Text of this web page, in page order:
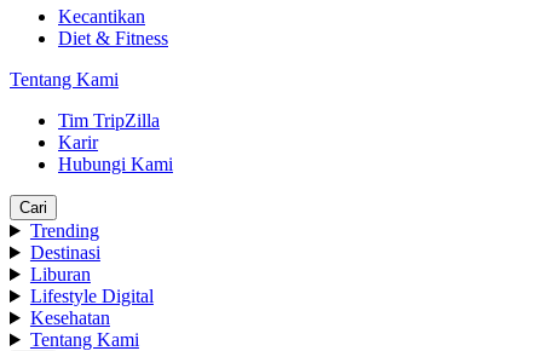
Kecantikan
Diet & Fitness
Tentang Kami
Tim TripZilla
Karir
Hubungi Kami
Cari
Trending
Destinasi
Liburan
Lifestyle Digital
Kesehatan
Tentang Kami